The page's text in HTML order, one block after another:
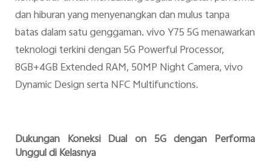
dan hiburan yang menyenangkan dan mulus tanpa
batas dalam satu genggaman. vivo Y75 5G menawarkan
teknologi terkini dengan 5G Powerful Processor,
8GB+4GB Extended RAM, 50MP Night Camera, vivo
Dynamic Design serta NFC Multifunctions.
Dukungan Koneksi Dual on 5G dengan Performa
Unggul di Kelasnya